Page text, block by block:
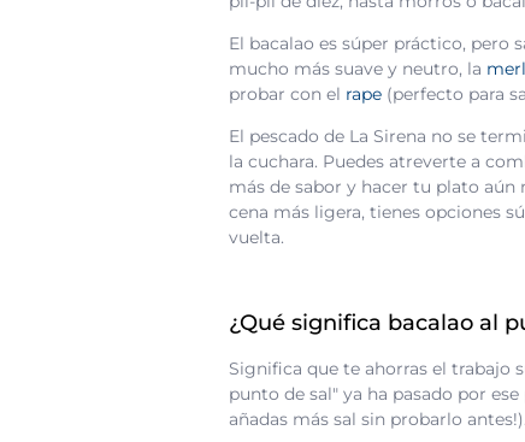
El bacalao es súper práctico, pero
mucho más suave y neutro, la
probar con el rape (perfecto para
El pescado de La Sirena no se
la cuchara. Puedes atreverte a
más de sabor y hacer tu plato
cena más ligera, tienes opciones
vuelta.
¿Qué significa bacalao al
Significa que te ahorras el trabajo
punto de sal" ya ha pasado por
añadas más sal sin probarlo antes!).